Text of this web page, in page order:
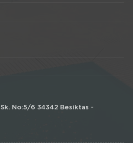
Sk. No:5/6 34342 Besiktas -